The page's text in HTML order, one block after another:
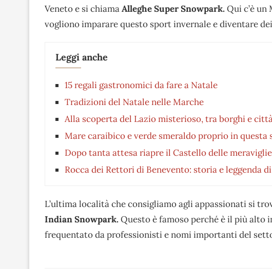
Veneto e si chiamaAlleghe Super Snowpark. Qui c’è
vogliono imparare questo sport invernale e diventare
Leggi anche
15 regali gastronomici da fare a Natale
Tradizioni del Natale nelle Marche
Alla scoperta del Lazio misterioso, tra borghi e
Mare caraibico e verde smeraldo proprio in questa
Dopo tanta attesa riapre il Castello delle
Rocca dei Rettori di Benevento: storia e leggenda
L’ultima località che consigliamo agli appassionati si
Indian Snowpark. Questo è famoso perché è il più alto
frequentato da professionisti e nomi importanti del